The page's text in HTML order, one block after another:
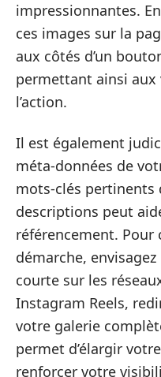
impressionnantes.
ces images sur la
aux côtés d’un
permettant ainsi aux
l’action.
Il est également
méta-données de
mots-clés pertinents
descriptions peut
référencement.
démarche,
courte sur les
Instagram Reels,
votre galerie
permet d’élargir
renforcer votre